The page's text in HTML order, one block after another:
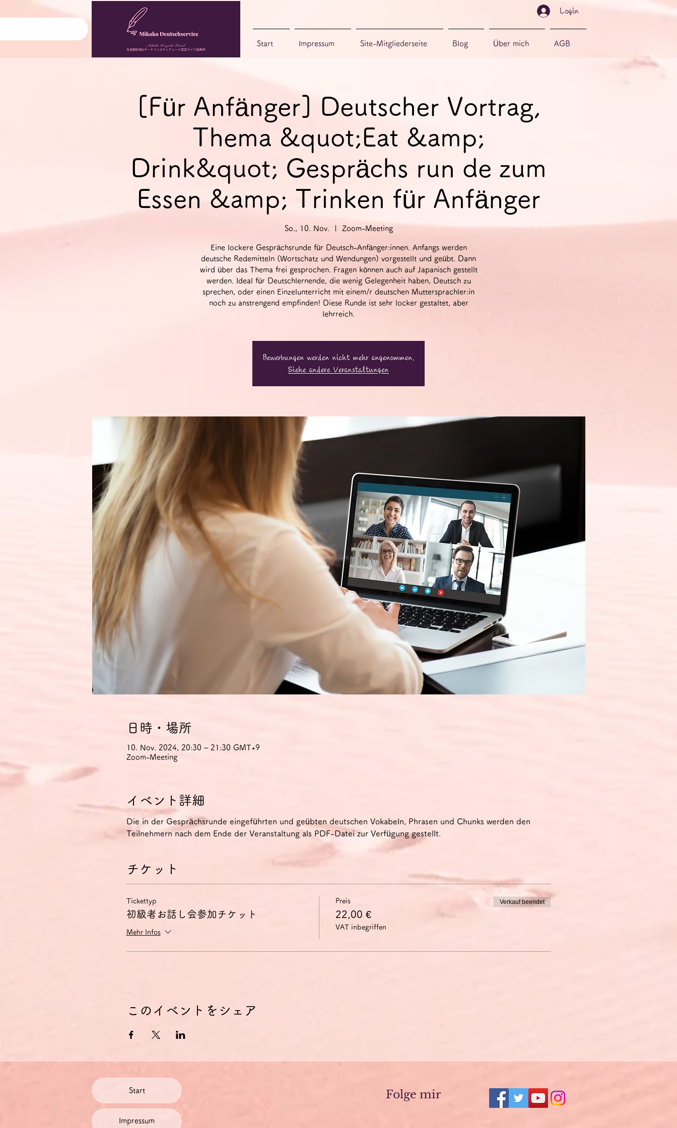
[Für Anfänger] Deutscher Vortrag,
Thema &quot;Eat &amp;
Drink&quot; Gesprächs run de zum
Essen &amp; Trinken für Anfänger
So., 10. Nov. Zoom-Meeting
Eine lockere Gesprächsrunde für Deutsch-Anfänger:innen. Anfangs werden
deutsche Redemitteln (Wortschatz und Wendungen) vorgestellt und geübt. Dann
wird über das Thema frei gesprochen. Fragen können auch auf Japanisch gestellt
werden. Ideal für Deutschlernende, die wenig Gelegenheit haben, Deutsch zu
sprechen, oder einen Einzelunterricht mit einem/r deutschen Muttersprachler:in
noch zu anstrengend empfinden! Diese Runde ist sehr locker gestaltet, aber
lehrreich.
Bewerbungen werden nicht mehr angenommen.
Siehe andere Veranstaltungen
日時・場所
10. Nov. 2024, 20:30 – 21:30 GMT+9
Zoom-Meeting
イベント詳細
Die in der Gesprächsrunde eingeführten und geübten deutschen Vokabeln, Phrasen und Chunks werden den
Teilnehmern nach dem Ende der Veranstaltung als PDF-Datei zur Verfügung gestellt.
チケット
Tickettyp
初級者お話し会参加チケット
Mehr Infos
Preis
22,00 €
VAT inbegriffen
Verkauf beendet
このイベントをシェア
Start Impressum Site-Mitgliederseite Blog Über mich AGB
Login
Start
Impressum
Folge mir